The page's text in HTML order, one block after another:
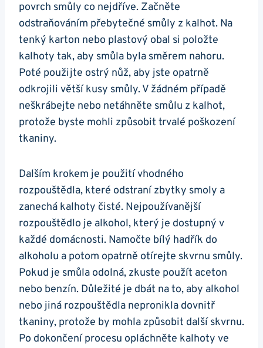
povrch smůly co nejdříve. Začněte
odstraňováním přebytečné smůly z kalhot. Na
tenký karton nebo plastový obal si položte
kalhoty tak, aby smůla byla směrem nahoru.
Poté použijte ostrý nůž, aby jste opatrně
odkrojili větší kusy smůly. V žádném případě
neškrábejte nebo netáhněte smůlu z kalhot,
protože byste mohli způsobit trvalé poškození
tkaniny.
Dalším krokem je použití vhodného
rozpouštědla, které odstraní zbytky smoly a
zanechá kalhoty čisté. Nejpoužívanější
rozpouštědlo je alkohol, který je dostupný v
každé domácnosti. Namočte bílý hadřík do
alkoholu a potom opatrně otírejte skvrnu smůly.
Pokud je smůla odolná, zkuste použít aceton
nebo benzín. Důležité je dbát na to, aby alkohol
nebo jiná rozpouštědla nepronikla dovnitř
tkaniny, protože by mohla způsobit další skvrnu.
Po dokončení procesu opláchněte kalhoty ve